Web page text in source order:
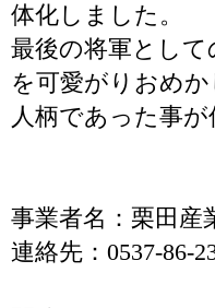
体化しました。
最後の将軍とし
を可愛がりおめ
人柄であった事が
事業者名：栗田産
連絡先：0537-86-